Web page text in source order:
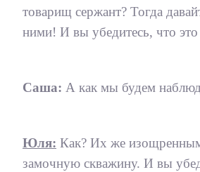
товарищ сержант? Тогда
ними! И вы убедитесь, что это
Саша: А как мы будем
Юля: Как? Их же
замочную скважину. И вы